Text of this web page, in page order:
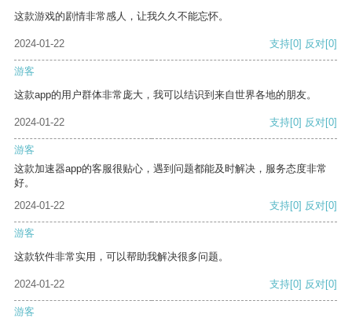
这款游戏的剧情非常感人，让我久久不能忘怀。
2024-01-22 支持[0] 反对[0]
游客
这款app的用户群体非常庞大，我可以结识到来自世界各地的朋友。
2024-01-22 支持[0] 反对[0]
游客
这款加速器app的客服很贴心，遇到问题都能及时解决，服务态度非常
好。
2024-01-22
支持[0] 反对[0]
游客
这款软件非常实用，可以帮助我解决很多问题。
2024-01-22 支持[0] 反对[0]
游客